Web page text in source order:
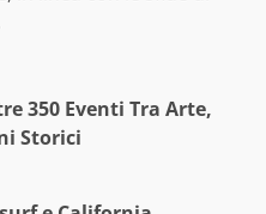
350 Eventi Tra Arte,
Storici